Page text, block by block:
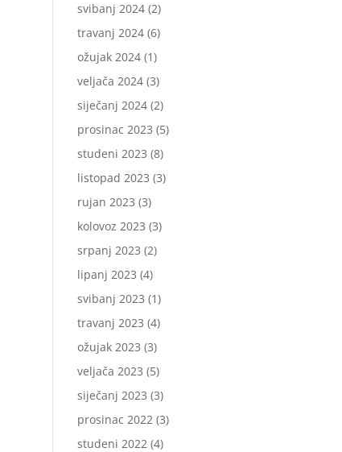
svibanj 2024 (2)
travanj 2024 (6)
ožujak 2024 (1)
veljača 2024 (3)
siječanj 2024 (2)
prosinac 2023 (5)
studeni 2023 (8)
listopad 2023 (3)
rujan 2023 (3)
kolovoz 2023 (3)
srpanj 2023 (2)
lipanj 2023 (4)
svibanj 2023 (1)
travanj 2023 (4)
ožujak 2023 (3)
veljača 2023 (5)
siječanj 2023 (3)
prosinac 2022 (3)
studeni 2022 (4)